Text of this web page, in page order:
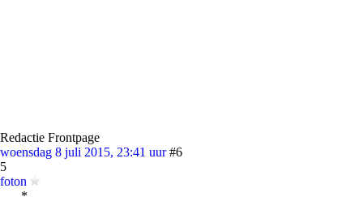
Redactie Frontpage
woensdag 8 juli 2015, 23:41 uur #6
5
foton